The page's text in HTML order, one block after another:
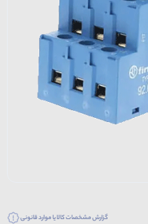
گزارش مشخصات کالا یا موارد قانونی